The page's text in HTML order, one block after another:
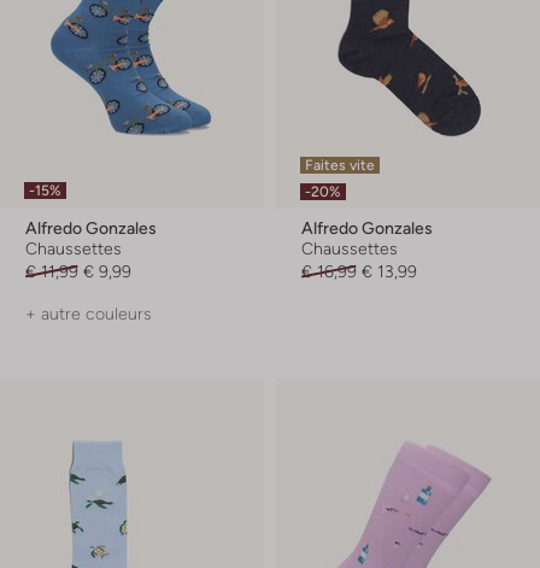
-15%
Alfredo Gonzales
Chaussettes
€ 11,99 € 9,99
+ autre couleurs
Faites vite
-20%
Alfredo Gonzales
Chaussettes
€ 16,99 € 13,99